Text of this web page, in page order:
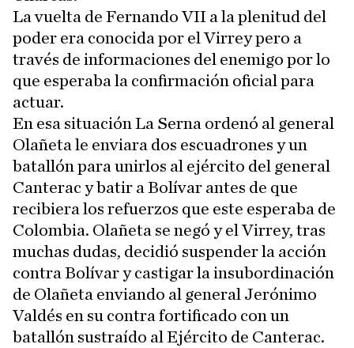
La vuelta de Fernando VII a la plenitud del
poder era conocida por el Virrey pero a
través de informaciones del enemigo por lo
que esperaba la confirmación oficial para
actuar.
En esa situación La Serna ordenó al general
Olañeta le enviara dos escuadrones y un
batallón para unirlos al ejército del general
Canterac y batir a Bolívar antes de que
recibiera los refuerzos que este esperaba de
Colombia. Olañeta se negó y el Virrey, tras
muchas dudas, decidió suspender la acción
contra Bolívar y castigar la insubordinación
de Olañeta enviando al general Jerónimo
Valdés en su contra fortificado con un
batallón sustraído al Ejército de Canterac.